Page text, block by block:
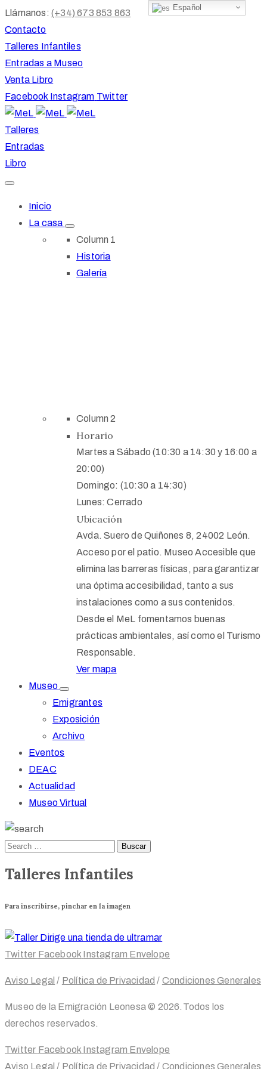
Llámanos: (+34) 673 853 863
Contacto
Talleres Infantiles
Entradas a Museo
Venta Libro
Facebook Instagram Twitter
Talleres
Entradas
Libro
Inicio
La casa
Column 1
Historia
Galería
Column 2
Horario
Martes a Sábado (10:30 a 14:30 y 16:00 a
20:00)
Domingo: (10:30 a 14:30)
Lunes: Cerrado
Ubicación
Avda. Suero de Quiñones 8, 24002 León.
Acceso por el patio. Museo Accesible que
elimina las barreras físicas, para garantizar
una óptima accesibilidad, tanto a sus
instalaciones como a sus contenidos.
Desde el MeL fomentamos buenas
prácticas ambientales, así como el Turismo
Responsable.
Ver mapa
Museo
Emigrantes
Exposición
Archivo
Eventos
DEAC
Actualidad
Museo Virtual
Talleres Infantiles
Para inscribirse, pinchar en la imagen
Twitter Facebook Instagram Envelope
Aviso Legal / Política de Privacidad / Condiciones Generales
Museo de la Emigración Leonesa © 2026.Todos los
derechos reservados.
Twitter Facebook Instagram Envelope
Aviso Legal / Política de Privacidad / Condiciones Generales
Español